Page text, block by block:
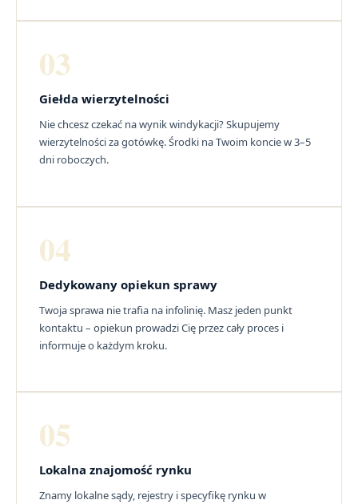
03
Giełda wierzytelności
Nie chcesz czekać na wynik windykacji? Skupujemy
wierzytelności za gotówkę. Środki na Twoim koncie w 3–5
dni roboczych.
04
Dedykowany opiekun sprawy
Twoja sprawa nie trafia na infolinię. Masz jeden punkt
kontaktu – opiekun prowadzi Cię przez cały proces i
informuje o każdym kroku.
05
Lokalna znajomość rynku
Znamy lokalne sądy, rejestry i specyfikę rynku w